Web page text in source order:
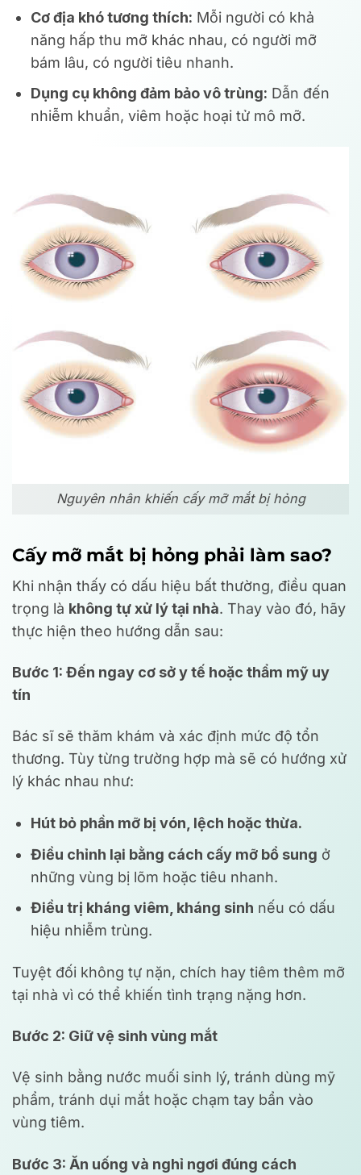
Cơ địa khó tương thích: Mỗi người có khả
năng hấp thu mỡ khác nhau, có người mỡ
bám lâu, có người tiêu nhanh.
Dụng cụ không đảm bảo vô trùng: Dẫn đến
nhiễm khuẩn, viêm hoặc hoại tử mô mỡ.
Nguyên nhân khiến cấy mỡ mắt bị hỏng
Cấy mỡ mắt bị hỏng phải làm sao?
Khi nhận thấy có dấu hiệu bất thường, điều quan
trọng là không tự xử lý tại nhà. Thay vào đó, hãy
thực hiện theo hướng dẫn sau:
Bước 1: Đến ngay cơ sở y tế hoặc thẩm mỹ uy
tín
Bác sĩ sẽ thăm khám và xác định mức độ tổn
thương. Tùy từng trường hợp mà sẽ có hướng xử
lý khác nhau như:
Hút bỏ phần mỡ bị vón, lệch hoặc thừa.
Điều chỉnh lại bằng cách cấy mỡ bổ sung ở
những vùng bị lõm hoặc tiêu nhanh.
Điều trị kháng viêm, kháng sinh nếu có dấu
hiệu nhiễm trùng.
Tuyệt đối không tự nặn, chích hay tiêm thêm mỡ
tại nhà vì có thể khiến tình trạng nặng hơn.
Bước 2: Giữ vệ sinh vùng mắt
Vệ sinh bằng nước muối sinh lý, tránh dùng mỹ
phẩm, tránh dụi mắt hoặc chạm tay bẩn vào
vùng tiêm.
Bước 3: Ăn uống và nghỉ ngơi đúng cách